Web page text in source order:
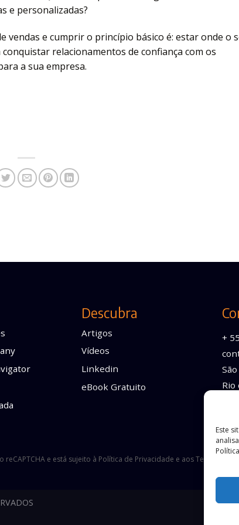
Este
e personalizadas?
vendas e cumprir o princípio básico é: estar onde o
relacionamentos de confiança com os
a sua empresa.
Descubra
Artigos
Vídeos
Linkedin
eBook Gratuito
+
Rio
reCAPTCHA e está sujeito à Política de Privacidade e aosTermos de